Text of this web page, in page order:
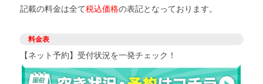
記載の料金は全て税込価格の表記となっております。
料金表
【ネット予約】受付状況を一発チェック！